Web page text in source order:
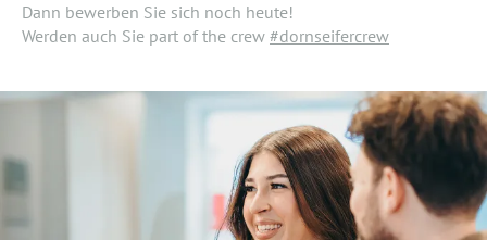
Dann bewerben Sie sich noch heute!
Werden auch Sie part of the crew #dornseifercrew